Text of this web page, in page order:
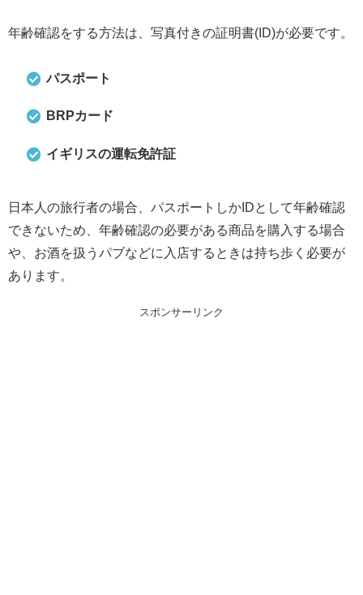
年齢確認をする方法は、写真付きの証明書(ID)が必要です。
パスポート
BRPカード
イギリスの運転免許証
日本人の旅行者の場合、パスポートしかIDとして年齢確認
できないため、年齢確認の必要がある商品を購入する場合
や、お酒を扱うパブなどに入店するときは持ち歩く必要が
あります。
スポンサーリンク